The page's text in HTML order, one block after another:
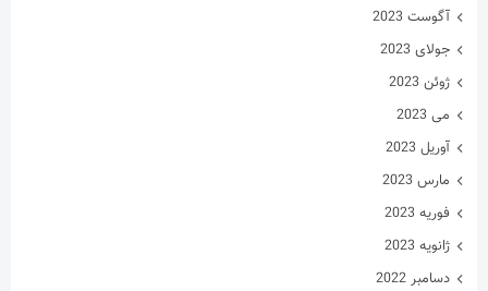
جولای 2022
ژوئن 2022
می 2022
آوریل 2022
مارس 2022
فوریه 2022
ژانویه 2022
دسامبر 2021
نوامبر 2021